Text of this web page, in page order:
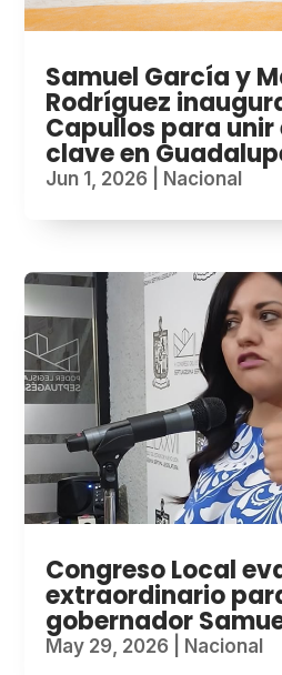
Samuel García y
Rodríguez
Capullos para unir
clave en
Jun 1, 2026 Nacional
Congreso Local
extraordinario
gobernador
May 29, 2026 Nacional